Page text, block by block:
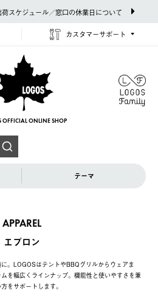
スケジュール／窓口の休業日について
カスタマーサポート
OFFICIAL ONLINE SHOP
テーマ
APPAREL
エプロン
。LOGOSはテントやBBQグリルからウェアま
を幅広くラインナップ。機能性と使いやすさを兼
をサポートします。